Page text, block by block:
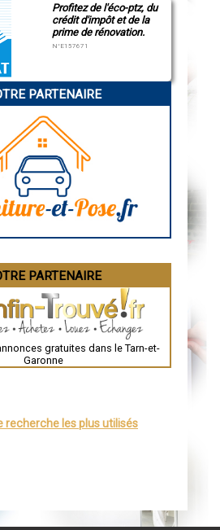
Profitez de l'éco-ptz, du
crédit d'impôt et de la
prime de rénovation.
N°E157671
PARTENAIRE
PARTENAIRE
gratuites dans le Tarn-et-
Garonne
recherche les plus utilisés